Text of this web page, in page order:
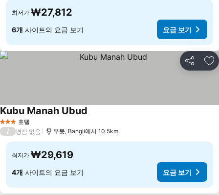
최저가 ₩27,812
6개 사이트의 요금 보기 요금 보기
공유 즐
3 성급 호텔
Kubu Manah Ubud
/ 평점 없음 우붓, Bangli에서 10.5km
최저가 ₩29,619
4개 사이트의 요금 보기 요금 보기